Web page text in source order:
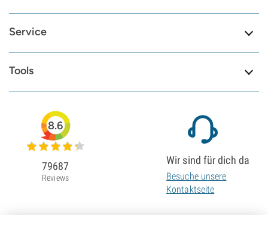
Service
Tools
8.6
79687
Reviews
Wir sind für dich da
Besuche unsere
Kontaktseite